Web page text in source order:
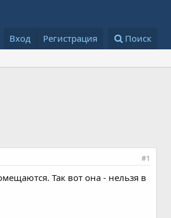
Вход Регистрация Поиск
#1
Так вот она - нельзя в